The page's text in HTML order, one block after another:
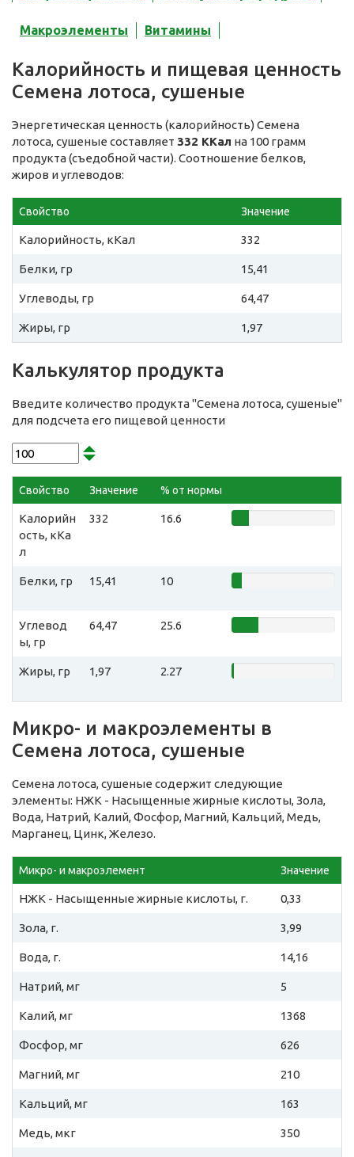
Макроэлементы Витамины
Калорийность и пищевая ценность
Семена лотоса, сушеные
Энергетическая ценность (калорийность) Семена
лотоса, сушеные составляет 332 ККал на 100 грамм
продукта (съедобной части). Соотношение белков,
жиров и углеводов:
Свойство Значение
Калорийность, кКал 332
Белки, гр 15,41
Углеводы, гр 64,47
Жиры, гр 1,97
Калькулятор продукта
Введите количество продукта "Семена лотоса, сушеные"
для подсчета его пищевой ценности
Свойство Значение % от нормы
Калорийн
ость, кКа
л
332 16.6
Белки, гр 15,41 10
Углевод
ы, гр
64,47 25.6
Жиры, гр 1,97 2.27
Микро- и макроэлементы в
Семена лотоса, сушеные
Семена лотоса, сушеные содержит следующие
элементы: НЖК - Насыщенные жирные кислоты, Зола,
Вода, Натрий, Калий, Фосфор, Магний, Кальций, Медь,
Марганец, Цинк, Железо.
Микро- и макроэлемент Значение
НЖК - Насыщенные жирные кислоты, г. 0,33
Зола, г. 3,99
Вода, г. 14,16
Натрий, мг 5
Калий, мг 1368
Фосфор, мг 626
Магний, мг 210
Кальций, мг 163
Медь, мкг 350